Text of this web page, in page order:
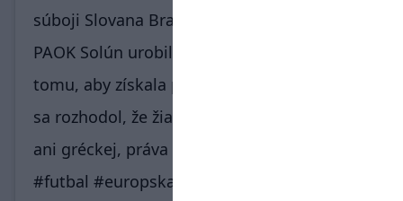
súboji Slovana Bratislava na pôde gréckeho
PAOK Solún urobila všetky potrebné kroky k
tomu, aby získala práva. Žiaľ, solúnsky klub
sa rozhodol, že žiadnej televízii, dokonca
ani gréckej, práva neposkytne ⚽️⚽️⚽️
#futbal #europskaliga #slovaktelevision